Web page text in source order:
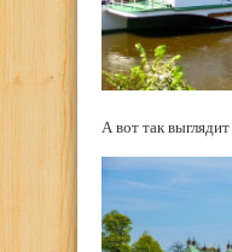
А вот так